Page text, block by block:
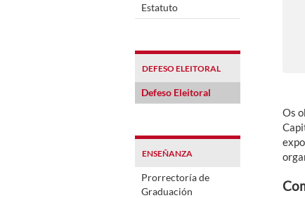
Estatuto
DEFESO ELEITORAL
Defeso Eleitoral
ENSEÑANZA
Prorrectoría de
Graduación
Os